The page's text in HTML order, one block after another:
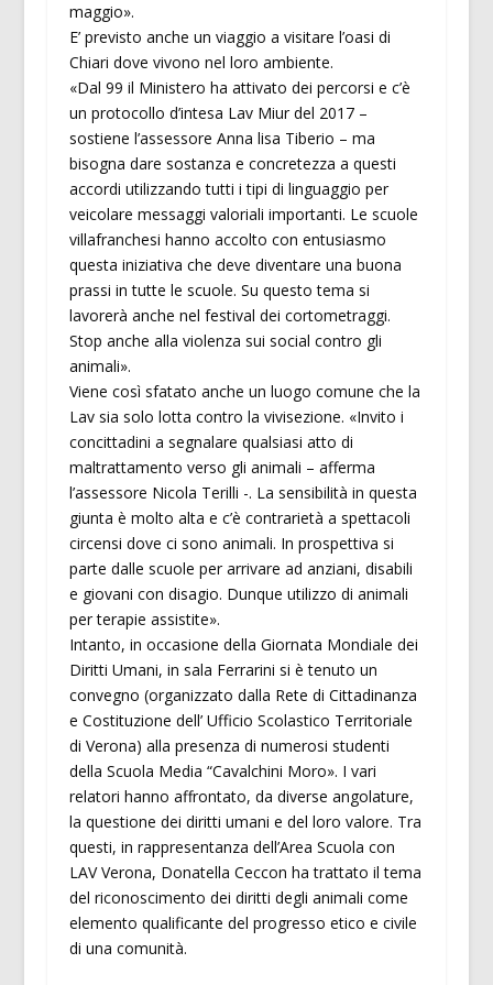
maggio».
E’ previsto anche un viaggio a visitare l’oasi di
Chiari dove vivono nel loro ambiente.
«Dal 99 il Ministero ha attivato dei percorsi e c’è
un protocollo d’intesa Lav Miur del 2017 –
sostiene l’assessore Anna lisa Tiberio – ma
bisogna dare sostanza e concretezza a questi
accordi utilizzando tutti i tipi di linguaggio per
veicolare messaggi valoriali importanti. Le scuole
villafranchesi hanno accolto con entusiasmo
questa iniziativa che deve diventare una buona
prassi in tutte le scuole. Su questo tema si
lavorerà anche nel festival dei cortometraggi.
Stop anche alla violenza sui social contro gli
animali».
Viene così sfatato anche un luogo comune che la
Lav sia solo lotta contro la vivisezione. «Invito i
concittadini a segnalare qualsiasi atto di
maltrattamento verso gli animali – afferma
l’assessore Nicola Terilli -. La sensibilità in questa
giunta è molto alta e c’è contrarietà a spettacoli
circensi dove ci sono animali. In prospettiva si
parte dalle scuole per arrivare ad anziani, disabili
e giovani con disagio. Dunque utilizzo di animali
per terapie assistite».
Intanto, in occasione della Giornata Mondiale dei
Diritti Umani, in sala Ferrarini si è tenuto un
convegno (organizzato dalla Rete di Cittadinanza
e Costituzione dell’ Ufficio Scolastico Territoriale
di Verona) alla presenza di numerosi studenti
della Scuola Media “Cavalchini Moro». I vari
relatori hanno affrontato, da diverse angolature,
la questione dei diritti umani e del loro valore. Tra
questi, in rappresentanza dell’Area Scuola con
LAV Verona, Donatella Ceccon ha trattato il tema
del riconoscimento dei diritti degli animali come
elemento qualificante del progresso etico e civile
di una comunità.